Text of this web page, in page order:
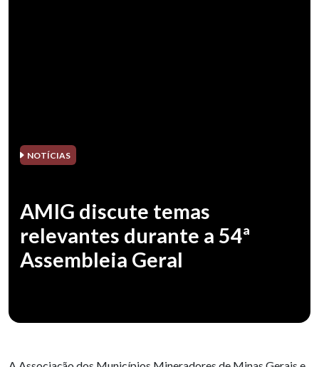
NOTÍCIAS
AMIG discute temas
relevantes durante a 54ª
Assembleia Geral